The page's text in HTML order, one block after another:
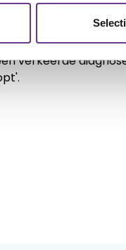
dat de diagnose
bepaalt wat er aan
door diverse
verkeerde